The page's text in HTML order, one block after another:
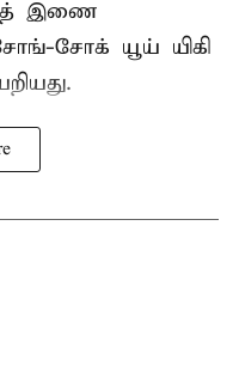
இணை
சோக் யூய் யிகி